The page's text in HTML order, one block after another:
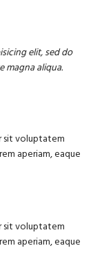
elit, sed do
magna aliqua.
sit voluptatem
aperiam, eaque
sit voluptatem
aperiam, eaque